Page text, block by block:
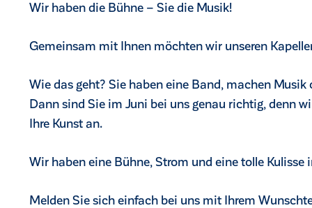
Wir haben die Bühne – Sie die Musik!
Gemeinsam mit Ihnen möchten wir unseren
Wie das geht? Sie haben eine Band, machen
Dann sind Sie im Juni bei uns genau richtig, denn
Ihre Kunst an.
Wir haben eine Bühne, Strom und eine tolle
Melden Sie sich einfach bei uns mit Ihrem